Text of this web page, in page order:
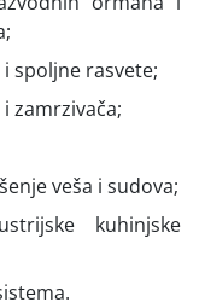
spoljne rasvete;
zamrzivača;
veša i sudova;
kuhinjske